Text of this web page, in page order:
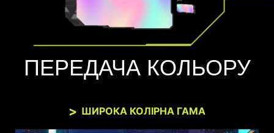
ПЕРЕДАЧА КОЛЬОРУ
ШИРОКА КОЛІРНА ГАМА